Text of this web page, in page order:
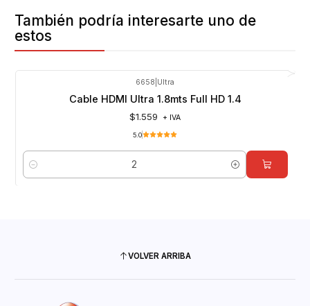
También podría interesarte uno de
estos
6658 Ultra
Cable HDMI Ultra 1.8mts Full HD 1.4
$1.559 + IVA
5.0
Cantidad
VOLVER ARRIBA